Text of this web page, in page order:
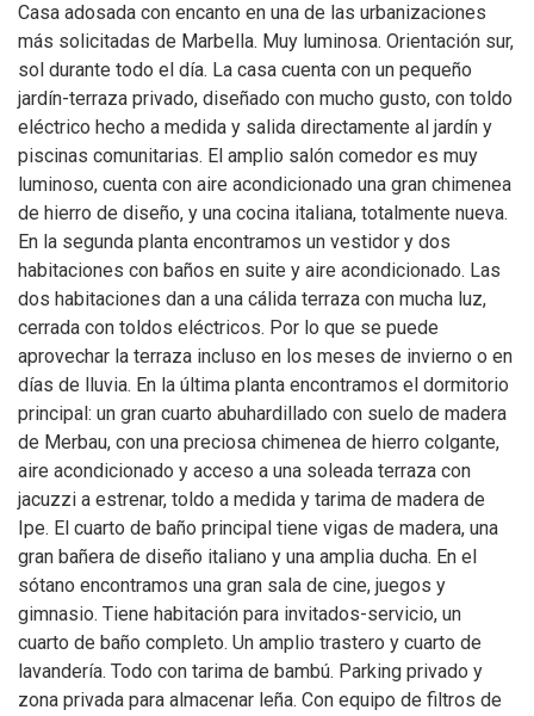
Casa adosada con encanto en una de las urbanizaciones
más solicitadas de Marbella. Muy luminosa. Orientación sur,
sol durante todo el día. La casa cuenta con un pequeño
jardín-terraza privado, diseñado con mucho gusto, con toldo
eléctrico hecho a medida y salida directamente al jardín y
piscinas comunitarias. El amplio salón comedor es muy
luminoso, cuenta con aire acondicionado una gran chimenea
de hierro de diseño, y una cocina italiana, totalmente nueva.
En la segunda planta encontramos un vestidor y dos
habitaciones con baños en suite y aire acondicionado. Las
dos habitaciones dan a una cálida terraza con mucha luz,
cerrada con toldos eléctricos. Por lo que se puede
aprovechar la terraza incluso en los meses de invierno o en
días de lluvia. En la última planta encontramos el dormitorio
principal: un gran cuarto abuhardillado con suelo de madera
de Merbau, con una preciosa chimenea de hierro colgante,
aire acondicionado y acceso a una soleada terraza con
jacuzzi a estrenar, toldo a medida y tarima de madera de
Ipe. El cuarto de baño principal tiene vigas de madera, una
gran bañera de diseño italiano y una amplia ducha. En el
sótano encontramos una gran sala de cine, juegos y
gimnasio. Tiene habitación para invitados-servicio, un
cuarto de baño completo. Un amplio trastero y cuarto de
lavandería. Todo con tarima de bambú. Parking privado y
zona privada para almacenar leña. Con equipo de filtros de